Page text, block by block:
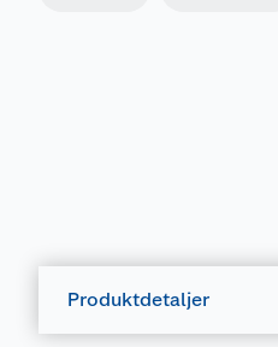
Produktdetaljer